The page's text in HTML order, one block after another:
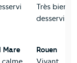
Très bien
desservi
Mare
Rouen